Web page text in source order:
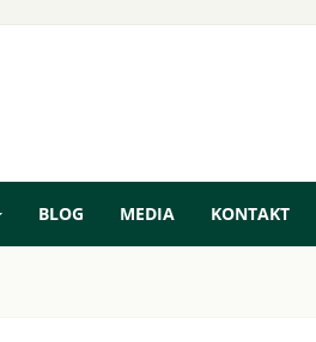
BLOG MEDIA KONTAKT